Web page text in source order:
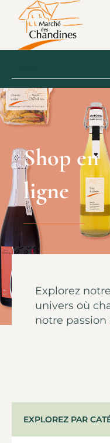
Shop en
ligne
Explorez
univers où
notre
EXPLOREZ PAR